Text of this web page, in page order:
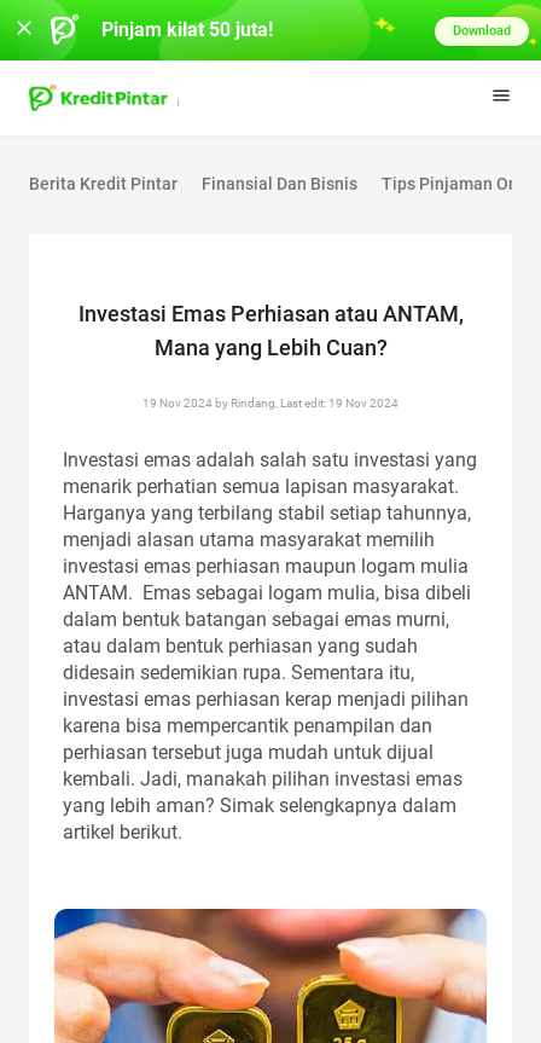
Berita Kredit Pintar Finansial Dan Bisnis Tips Pinjaman
Investasi Emas Perhiasan atau ANTAM,
Mana yang Lebih Cuan?
19 Nov 2024 by Rindang, Last edit: 19 Nov 2024
Investasi emas adalah salah satu investasi yang
menarik perhatian semua lapisan masyarakat.
Harganya yang terbilang stabil setiap tahunnya,
menjadi alasan utama masyarakat memilih
investasi emas perhiasan maupun logam mulia
ANTAM. Emas sebagai logam mulia, bisa dibeli
dalam bentuk batangan sebagai emas murni,
atau dalam bentuk perhiasan yang sudah
didesain sedemikian rupa. Sementara itu,
investasi emas perhiasan kerap menjadi pilihan
karena bisa mempercantik penampilan dan
perhiasan tersebut juga mudah untuk dijual
kembali. Jadi, manakah pilihan investasi emas
yang lebih aman? Simak selengkapnya dalam
artikel berikut.
Pinjam kilat 50 juta! Download